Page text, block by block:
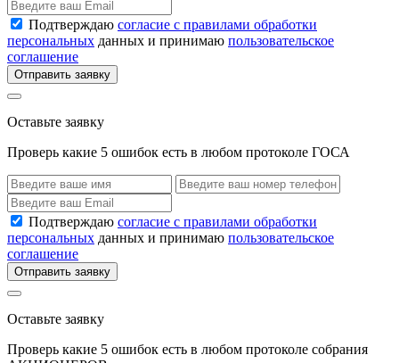
Подтверждаю согласие с правилами обработки
персональных данных и принимаю пользовательское
соглашение
Отправить заявку
Оставьте заявку
Проверь какие 5 ошибок есть в любом протоколе ГОСА
Подтверждаю согласие с правилами обработки
персональных данных и принимаю пользовательское
соглашение
Отправить заявку
Оставьте заявку
Проверь какие 5 ошибок есть в любом протоколе собрания